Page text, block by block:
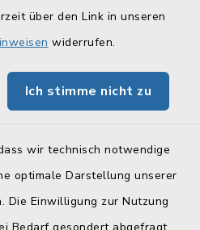
über den Link in unseren
widerrufen.
Ich stimme nicht zu
wir technisch notwendige
optimale Darstellung unserer
Die Einwilligung zur Nutzung